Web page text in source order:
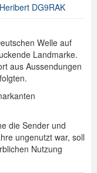
Heribert DG9RAK
Welle auf
Landmarke.
aus Aussendungen
die Sender und
ungenutzt war, soll
Nutzung